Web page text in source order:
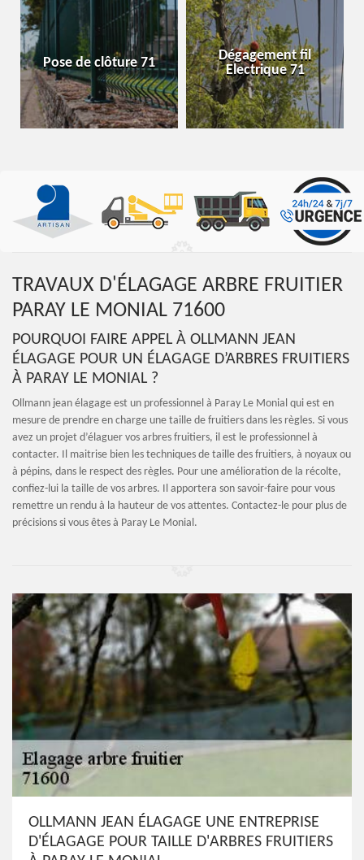
Pose de clôture 71
Dégagement fil
Electrique 71
TRAVAUX D'ÉLAGAGE ARBRE FRUITIER
PARAY LE MONIAL 71600
POURQUOI FAIRE APPEL À OLLMANN JEAN
ÉLAGAGE POUR UN ÉLAGAGE D’ARBRES FRUITIERS
À PARAY LE MONIAL ?
Ollmann jean élagage est un professionnel à Paray Le Monial qui est en
mesure de prendre en charge une taille de fruitiers dans les règles. Si vous
avez un projet d’élaguer vos arbres fruitiers, il est le professionnel à
contacter. Il maitrise bien les techniques de taille des fruitiers, à noyaux ou
à pépins, dans le respect des règles. Pour une amélioration de la récolte,
confiez-lui la taille de vos arbres. Il apportera son savoir-faire pour vous
remettre un rendu à la hauteur de vos attentes. Contactez-le pour plus de
précisions si vous êtes à Paray Le Monial.
OLLMANN JEAN ÉLAGAGE UNE ENTREPRISE
D'ÉLAGAGE POUR TAILLE D'ARBRES FRUITIERS